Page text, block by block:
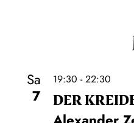
Sa
7
19:30 - 22:30
DER